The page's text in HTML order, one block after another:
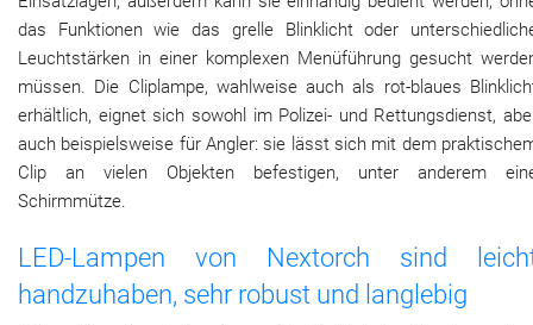
das Funktionen wie das grelle Blinklicht oder
Leuchtstärken in einer komplexen Menüführung gesucht
müssen. Die Cliplampe, wahlweise auch als rot-blaues
erhältlich, eignet sich sowohl im Polizei- und Rettungsdienst,
auch beispielsweise für Angler: sie lässt sich mit dem
Clip an vielen Objekten befestigen, unter anderem
Schirmmütze.
LED-Lampen von Nextorch sind
handzuhaben, sehr robust und langlebig